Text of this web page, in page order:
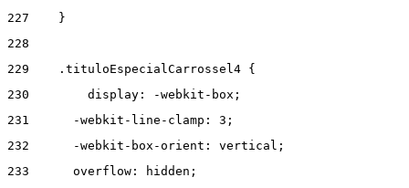
227
    }
228
229
    .tituloEspecialCarrossel4 {
230
        display: -webkit-box;
231
      -webkit-line-clamp: 3;
232
      -webkit-box-orient: vertical;
233
      overflow: hidden;